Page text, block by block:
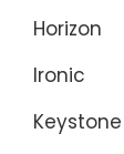
Horizon
Ironic
Keystone